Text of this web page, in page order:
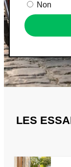
Non
LES